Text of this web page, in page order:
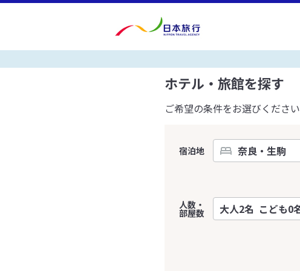
ホテル・旅館を探す
ご希望の条件をお選びください
宿泊地
人数・
部屋数